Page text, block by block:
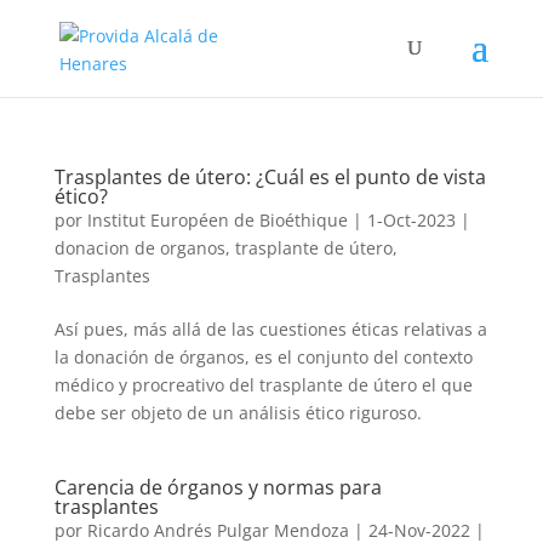
Trasplantes de útero: ¿Cuál es el punto de vista
ético?
por Institut Européen de Bioéthique | 1-Oct-2023 |
donacion de organos, trasplante de útero,
Trasplantes
Así pues, más allá de las cuestiones éticas relativas a
la donación de órganos, es el conjunto del contexto
médico y procreativo del trasplante de útero el que
debe ser objeto de un análisis ético riguroso.
Carencia de órganos y normas para
trasplantes
por Ricardo Andrés Pulgar Mendoza | 24-Nov-2022|